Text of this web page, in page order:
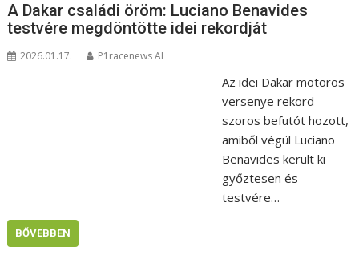
A Dakar családi öröm: Luciano Benavides
testvére megdöntötte idei rekordját
2026.01.17. P1racenews AI
Az idei Dakar motoros
versenye rekord
szoros befutót hozott,
amiből végül Luciano
Benavides került ki
győztesen és
testvére…
BŐVEBBEN